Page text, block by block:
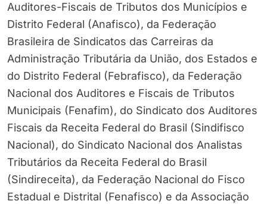
Auditores-Fiscais de Tributos dos Municípios e
Distrito Federal (Anafisco), da Federação
Brasileira de Sindicatos das Carreiras da
Administração Tributária da União, dos Estados e
do Distrito Federal (Febrafisco), da Federação
Nacional dos Auditores e Fiscais de Tributos
Municipais (Fenafim), do Sindicato dos Auditores
Fiscais da Receita Federal do Brasil (Sindifisco
Nacional), do Sindicato Nacional dos Analistas
Tributários da Receita Federal do Brasil
(Sindireceita), da Federação Nacional do Fisco
Estadual e Distrital (Fenafisco) e da Associação